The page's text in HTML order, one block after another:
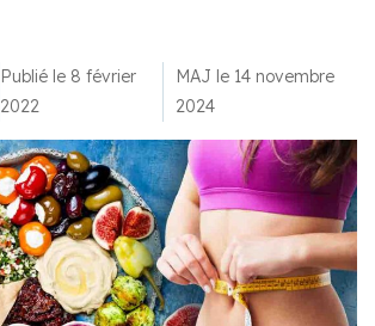
Publié le 8 février
2022
MAJ le 14 novembre
2024